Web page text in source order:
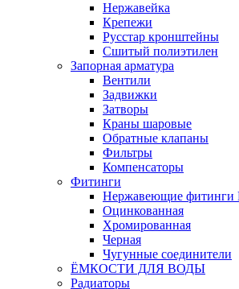
Нержавейка
Крепежи
Русстар кронштейны
Сшитый полиэтилен
Запорная арматура
Вентили
Задвижки
Затворы
Краны шаровые
Обратные клапаны
Фильтры
Компенсаторы
Фитинги
Нержавеющие фитинги
Оцинкованная
Хромированная
Черная
Чугунные соединители
ЁМКОСТИ ДЛЯ ВОДЫ
Радиаторы